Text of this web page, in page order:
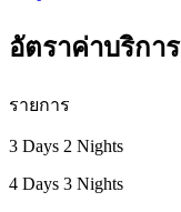
อัตราค่าบริการ
รายการ
3 Days 2 Nights
4 Days 3 Nights